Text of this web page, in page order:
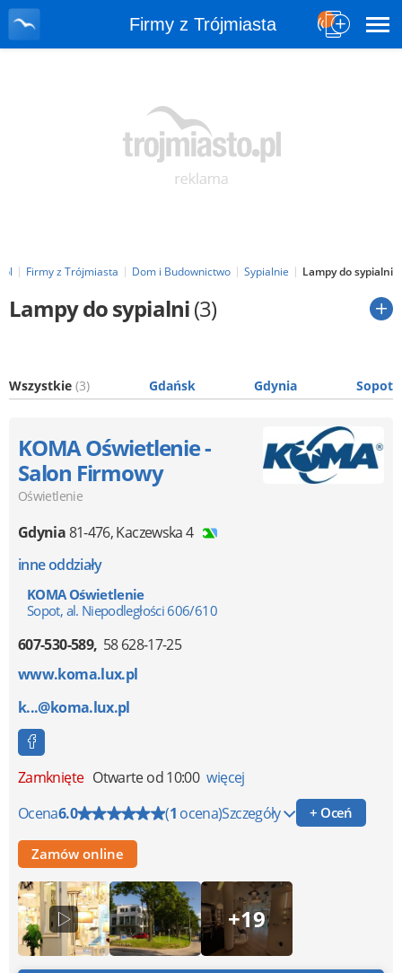
Firmy z Trójmiasta
Firmy z Trójmiasta Dom i Budownictwo Sypialnie Lampy do sypialni
Lampy do sypialni(3)
Wszystkie (3) Gdańsk Gdynia Sopot
KOMA Oświetlenie -
Salon Firmowy
Oświetlenie
Gdynia81-476,Kaczewska 4
inne oddziały
KOMA Oświetlenie
Sopot, al. Niepodległości 606/610
607-530-589 58 628-17-25
www.koma.lux.pl
k...@koma.lux.pl
Zamknięte Otwarte od 10:00 więcej
Ocena6.0 (1 ocena)Szczegóły + Oceń
Zamów online
+19